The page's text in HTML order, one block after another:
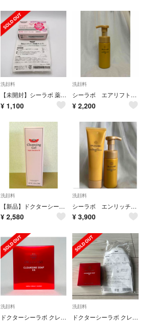
洗顔料
【未開封】シーラボ 薬用ハーバルDソープ 石鹸 泡立てネット付き
¥ 1,100
洗顔料
シーラボ エアリフト ウォッシングフォーム EX
¥ 2,200
洗顔料
【新品】ドクターシーラボ クレンジングゲル スーパーセンシティブ EX 120g
¥ 2,580
洗顔料
シーラボ エンリッチリフト クレンジング&ウォッシング
¥ 3,900
洗顔料
ドクターシーラボ クレンジングソープEX(100g)
洗顔料
ドクターシーラボ クレンジングソープEX メイク落とし洗顔石鹸 100g